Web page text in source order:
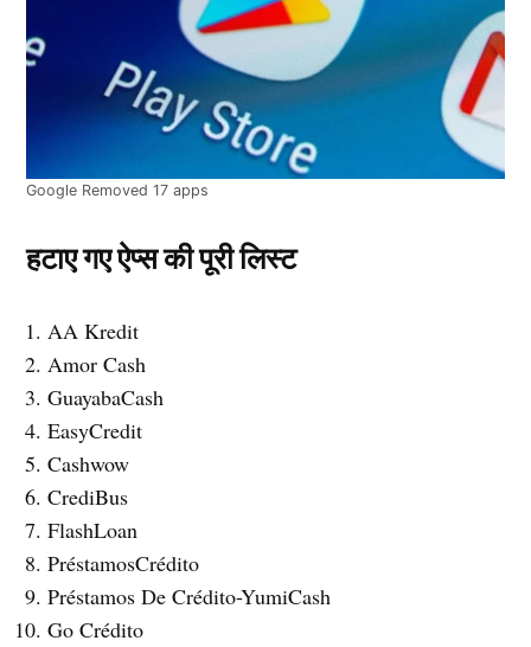
Google Removed 17 apps
हटाए गए ऐप्स की पूरी लिस्ट
AA Kredit
Amor Cash
GuayabaCash
EasyCredit
Cashwow
CrediBus
FlashLoan
PréstamosCrédito
Préstamos De Crédito-YumiCash
Go Crédito